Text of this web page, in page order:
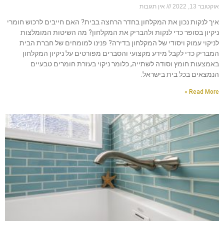
אוקטובר 13, 2022 אין תגובות
איך לנקות נכון את המקלחון בחדר הרחצה בבית? האם חייבים לרכוש חומרי
ניקיון בסופר כדי לנקות ולהבריק את המקלחון? מה השיטות המומלצות
לניקוי עמוק ויסודי של המקלחון בדירה? פנינו למומחים של חברת הבית
המבריק כדי לקבל מידע מקצועי והסברים מפורטים על ניקיון המקלחון
באמצעות חומץ וסודה לשתייה, כלומר ניקוי בעזרת חומרים טבעיים
הנמצאים בכל בית בישראל.
Read More »